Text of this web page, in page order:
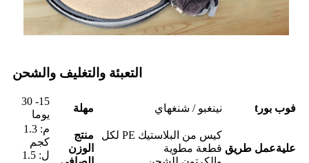
التعبئة والتغليف والشحن
فوب بور t نينغبو / شنغهاي مهلة
15- 30
يوما
عليةعمل طريق
كيس من البلاستيك PE لكل
قطعة مطوية
منتج
الوزن
م: 1.3
كجم
ل: 1.5